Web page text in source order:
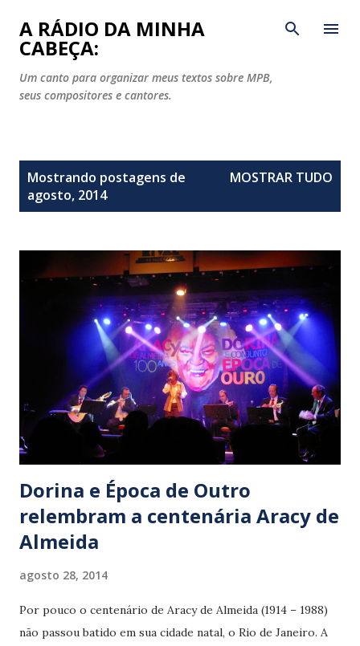
Pular para o conteúdo principal
A RÁDIO DA MINHA
CABEÇA:
Um canto para organizar meus textos sobre MPB,
seus compositores e cantores.
Mostrando postagens de
agosto, 2014
MOSTRAR TUDO
Dorina e Época de Outro
relembram a centenária Aracy de
Almeida
agosto 28, 2014
Por pouco o centenário de Aracy de Almeida (1914 – 1988)
não passou batido em sua cidade natal, o Rio de Janeiro. A